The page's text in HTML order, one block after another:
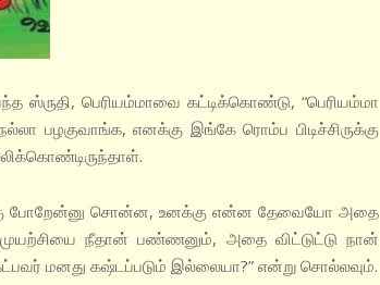
பெரியம்மாவை கட்டிக்கொண்டு, “பெரியம்மா
பழகுவாங்க, எனக்கு இங்கே ரொம்ப பிடிச்சிருக்கு
போறேன்னு சொன்ன, உனக்கு என்ன தேவையோ அதை
முயற்சியை நீதான் பண்ணனும், அதை விட்டுட்டு நான்
மனது கஷ்டப்படும் இல்லையா?” என்று சொல்லவும்.